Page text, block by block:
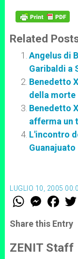
Related
Angelus di
Garibaldi a
Benedetto
della morte
Benedetto
afferma un
L'incontro
Guanajuato
LUGLIO 10, 2005
W
t
s
p
p
M
e
s
e
g
e
F
a
e
b
o
k
Share this Entry
ZENIT Staff